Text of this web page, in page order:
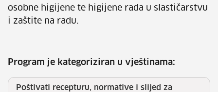
osobne higijene te higijene rada u slastičarstvu
i zaštite na radu.
Program je kategoriziran u vještinama:
Poštivati recepturu, normative i slijed za